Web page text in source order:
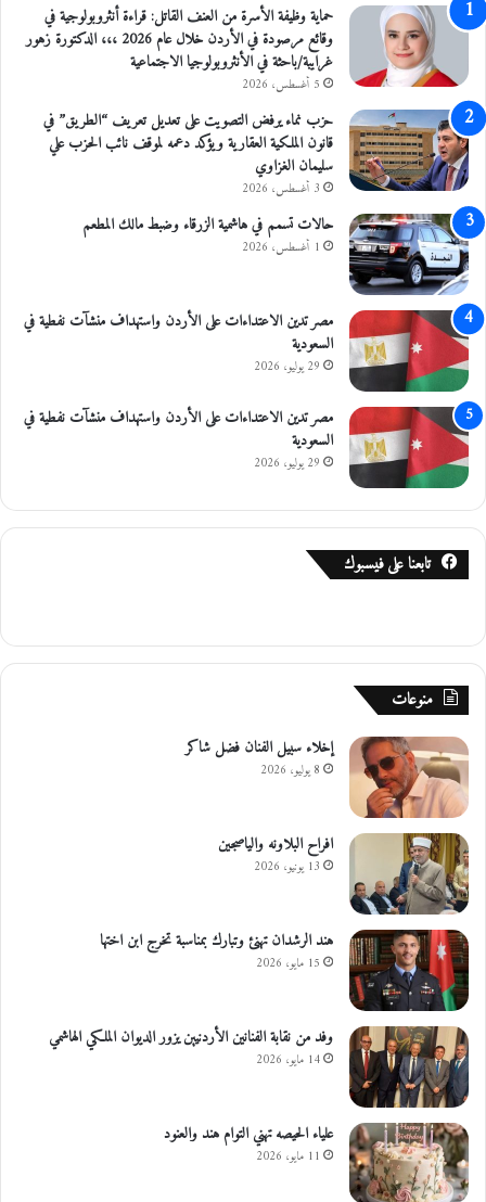
ل
حماية وظيفة الأسرة من العنف القاتل: قراءة أنثروبولوجية في
وقائع مرصودة في الأردن خلال عام 2026 ،،، الدكتورة زهور
غرايبة/باحثة في الأنثروبولوجيا الاجتماعية
5 أغسطس، 2026
حزب نماء يرفض التصويت على تعديل تعريف “الطريق” في
قانون الملكية العقارية ويؤكد دعمه لموقف نائب الحزب علي
سليمان الغزاوي
3 أغسطس، 2026
حالات تسمم في هاشمية الزرقاء وضبط مالك المطعم
1 أغسطس، 2026
مصر تدين الاعتداءات على الأردن واستهداف منشآت نفطية في
السعودية
29 يوليو، 2026
مصر تدين الاعتداءات على الأردن واستهداف منشآت نفطية في
السعودية
29 يوليو، 2026
تابعنا على فيسبوك
منوعات
إخلاء سبيل الفنان فضل شاكر
8 يوليو، 2026
افراح البلاونه والياصجين
13 يونيو، 2026
هند الرشدان تهنئ وتبارك بمناسبة تخرج ابن اختها
15 مايو، 2026
وفد من نقابة الفنانين الأردنيين يزور الديوان الملكي الهاشمي
14 مايو، 2026
علياء الحيصه تهني التوام هند والعنود
11 مايو، 2026